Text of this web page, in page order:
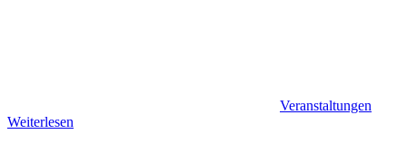
Veranstaltungen
Weiterlesen